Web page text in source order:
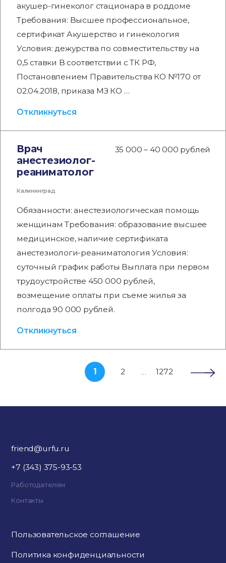
акушер-гинеколог стационара в роддоме
Требования: Высшее профессиональное,
сертификат Акушерство и гинекология
Условия: дежурства по совместительству на
0,5 ставки В соответствии с ТК РФ,
Постановлением Правительства КО №170 от
02.04.2018, приказа МЗ КО …
Откликнуться
Врач
анестезиолог-
реаниматолог
35 000 – 40 000 рублей
Калининград
Обязанности: анестезиологическая помощь
женщинам Требования: образование высшее
медицинское, наличие сертификата
анестезиологи-реаниматология Условия:
суточный график работы Выплата при первом
трудоустройстве 450 000 рублей,
возмещение оплаты при съеме жилья за
полгода 90 000 рублей.
Откликнуться
1 2 … 1272
friend@urfu.ru
+7 (343) 375-93-53
Работодателям
Контакты
Пользовательское соглашение
Политика конфиденциальности